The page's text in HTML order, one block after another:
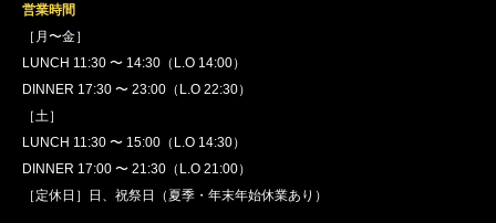
営業時間
［月〜金］
LUNCH 11:30 〜 14:30（L.O 14:00）
DINNER 17:30 〜 23:00（L.O 22:30）
［土］
LUNCH 11:30 〜 15:00（L.O 14:30）
DINNER 17:00 〜 21:30（L.O 21:00）
［定休日］日、祝祭日（夏季・年末年始休業あり）